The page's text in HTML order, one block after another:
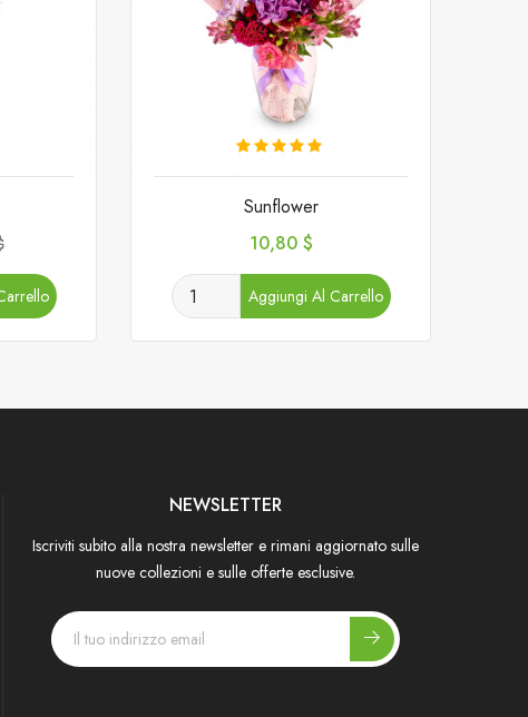
Sunflower
Prezzo
10,80 $
Aggiungi Al Carrello
NEWSLETTER
Iscriviti subito alla nostra newsletter e rimani aggiornato sulle
nuove collezioni e sulle offerte esclusive.